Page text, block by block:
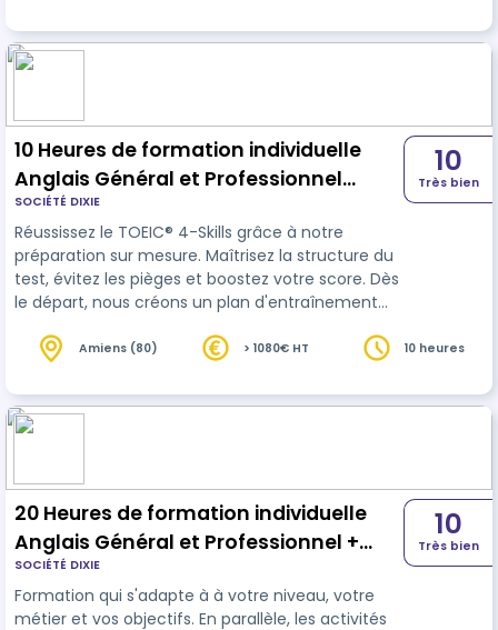
10 Heures de formation individuelle
Anglais Général et Professionnel
English + passage du TOEIC® 4 Skills
SOCIÉTÉ DIXIE
Réussissez le TOEIC® 4-Skills grâce à notre
préparation sur mesure. Maîtrisez la structure du
test, évitez les pièges et boostez votre score. Dès
le départ, nous créons un plan d'entraînement
cible.
10
Très bien
Amiens (80) > 1080€ HT 10 heures
20 Heures de formation individuelle
Anglais Général et Professionnel +
passage du Test English 360°
SOCIÉTÉ DIXIE
Formation qui s'adapte à à votre niveau, votre
métier et vos objectifs. En parallèle, les activités
10
Très bien